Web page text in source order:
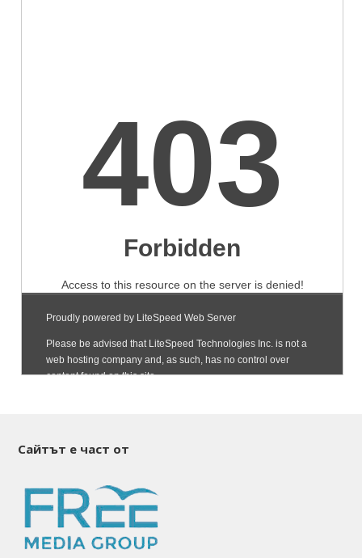
Сайтът е част от